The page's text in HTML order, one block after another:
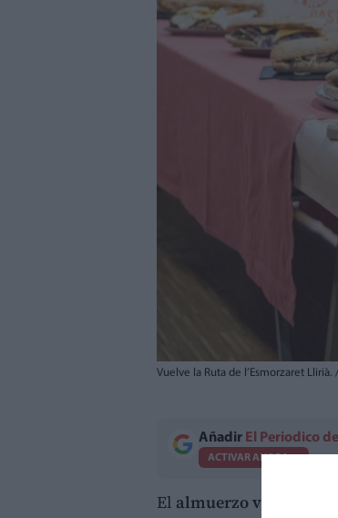
Vuelve la Ruta de l’Esmorzaret Llirià.
Añadir El Periodico
ACTIVAR AHORA
El almuerzo valenciano